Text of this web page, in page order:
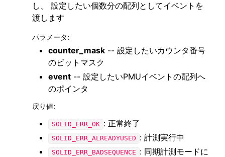
し、 設定したい個数分の配列としてイベントを
渡します
パラメータ:
counter_mask -- 設定したいカウンタ番号
のビットマスク
event -- 設定したいPMUイベントの配列へ
のポインタ
戻り値:
SOLID_ERR_OK : 正常終了
SOLID_ERR_ALREADYUSED : 計測実行中
SOLID_ERR_BADSEQUENCE : 同期計測モードに